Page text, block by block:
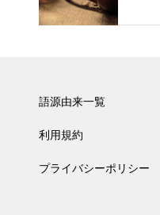
語源由来一覧
利用規約
プライバシーポリシー